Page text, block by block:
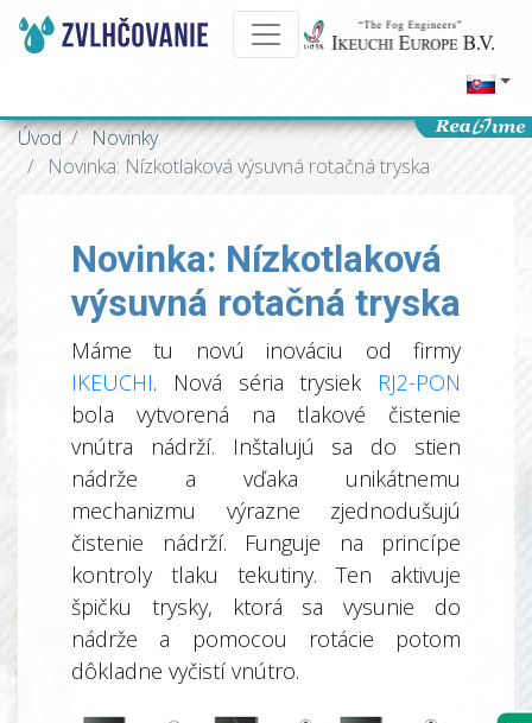
Úvod
Novinky
Novinka: Nízkotlaková výsuvná rotačná tryska
Novinka: Nízkotlaková
výsuvná rotačná tryska
Máme tu novú inováciu od firmy
IKEUCHI. Nová séria trysiek RJ2-PON
bola vytvorená na tlakové čistenie
vnútra nádrží. Inštalujú sa do stien
nádrže a vďaka unikátnemu
mechanizmu výrazne zjednodušujú
čistenie nádrží. Funguje na princípe
kontroly tlaku tekutiny. Ten aktivuje
špičku trysky, ktorá sa vysunie do
nádrže a pomocou rotácie potom
dôkladne vyčistí vnútro.